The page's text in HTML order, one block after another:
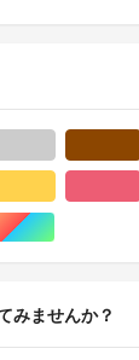
ルド/金色系マルチカラー
みませんか？